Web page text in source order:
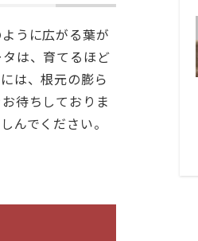
うに広がる葉が
は、育てるほど
は、根元の膨ら
待ちしておりま
んでください。